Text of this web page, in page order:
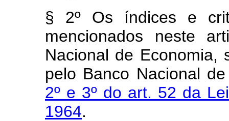
§ 2º Os índices e
mencionados neste
Nacional de Economia,
pelo Banco Nacional
2º e 3º do art. 52 da
1964.